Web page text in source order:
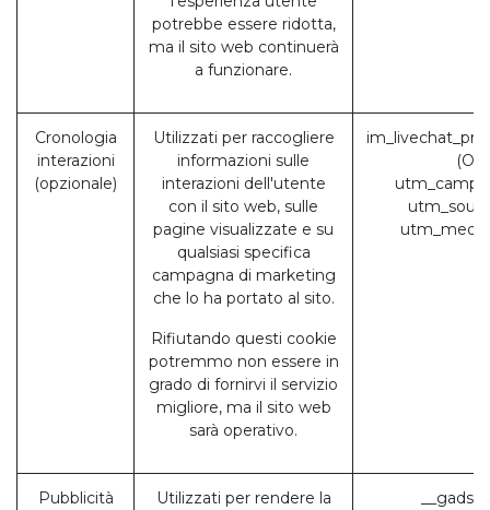
potrebbe essere ridotta,
ma il sito web continuerà
a funzionare.
Cronologia
interazioni
(opzionale)
Utilizzati per raccogliere
informazioni sulle
interazioni dell'utente
con il sito web, sulle
pagine visualizzate e su
qualsiasi specifica
campagna di marketing
che lo ha portato al sito.
Rifiutando questi cookie
potremmo non essere in
grado di fornirvi il servizio
migliore, ma il sito web
sarà operativo.
Pubblicità
Utilizzati per rendere la
__gads